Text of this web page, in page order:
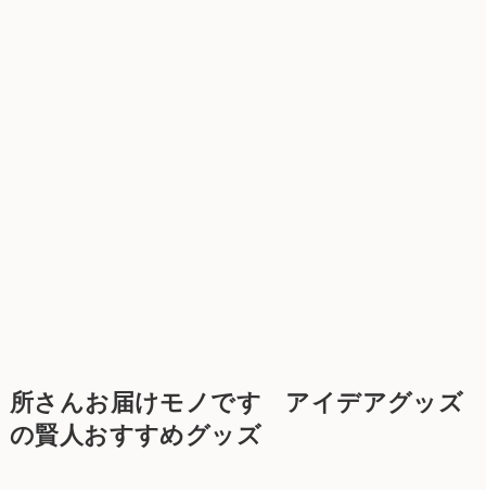
所さんお届けモノです アイデアグッズ
の賢人おすすめグッズ